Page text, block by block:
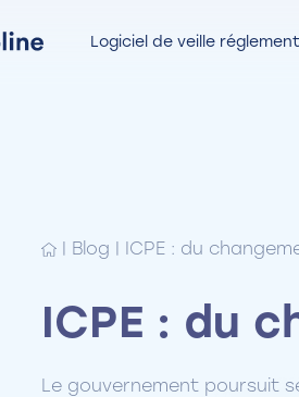
Logiciel de veille
Blog ICPE : du
ICPE : du
Le gouvernement poursuit